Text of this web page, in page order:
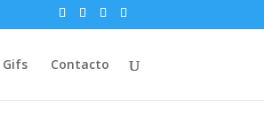
Gifs Contacto